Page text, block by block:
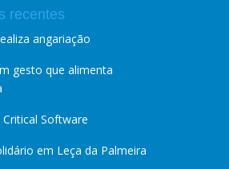
recentes
angariação
gesto que alimenta
Software
em Leça da Palmeira